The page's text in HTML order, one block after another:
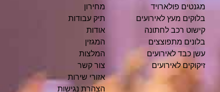
מגנטים פולארויד
בלוקים מעץ לאירועים
קישוט רכב לחתונה
בלונים מתפוצצים
עשן כבד לאירועים
זיקוקים לאירועים
מחירון
תיק עבודות
אודות
המגזין
המלצות
צור קשר
אזורי שירות
הצהרת נגישות